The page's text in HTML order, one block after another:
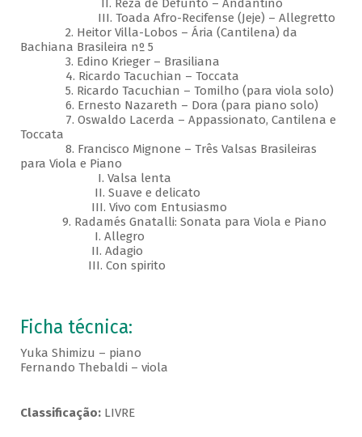
II. Reza de Defunto – Andantino
III. Toada Afro-Recifense (Jeje) – Allegretto
2. Heitor Villa-Lobos – Ária (Cantilena) da
Bachiana Brasileira nº 5
3. Edino Krieger – Brasiliana
4. Ricardo Tacuchian – Toccata
5. Ricardo Tacuchian – Tomilho (para viola solo)
6. Ernesto Nazareth – Dora (para piano solo)
7. Oswaldo Lacerda – Appassionato, Cantilena e
Toccata
8. Francisco Mignone – Três Valsas Brasileiras
para Viola e Piano
I. Valsa lenta
II. Suave e delicato
III. Vivo com Entusiasmo
9. Radamés Gnatalli: Sonata para Viola e Piano
I. Allegro
II. Adagio
III. Con spirito
Ficha técnica:
Yuka Shimizu – piano
Fernando Thebaldi – viola
Classificação:LIVRE